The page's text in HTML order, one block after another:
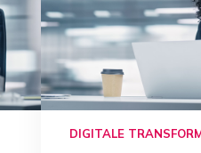
DIGITALE